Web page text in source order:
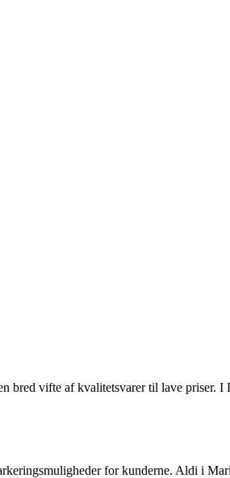
vifte af kvalitetsvarer til lave priser.
for kunderne. Aldi i